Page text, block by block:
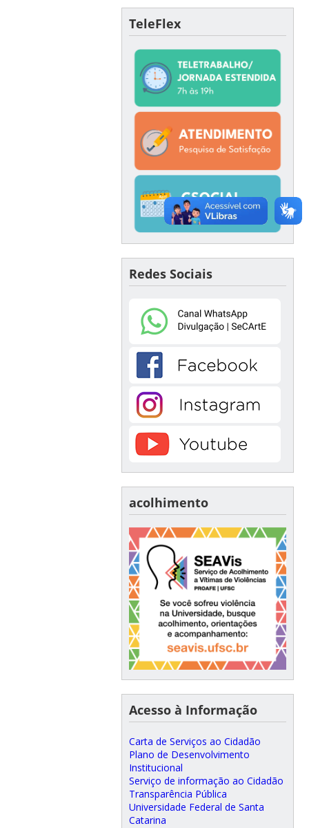
TeleFlex
Redes Sociais
acolhimento
Acesso à Informação
Carta de Serviços ao Cidadão
Plano de Desenvolvimento
Institucional
Serviço de informação ao Cidadão
Transparência Pública
Universidade Federal de Santa
Catarina